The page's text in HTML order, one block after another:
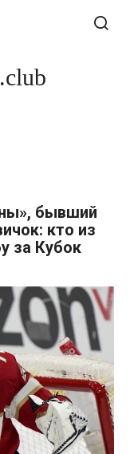
бывший
кто из
за Кубок